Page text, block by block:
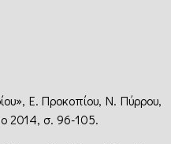
Ε. Προκοπίου, Ν. Πύρρου,
2014, σ. 96-105.